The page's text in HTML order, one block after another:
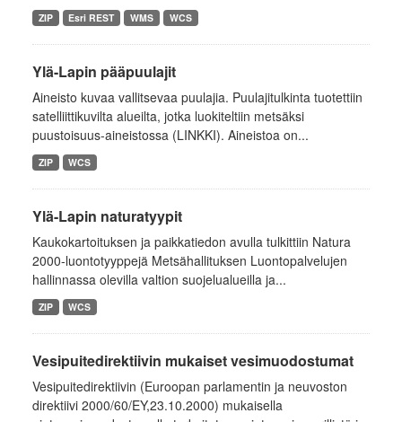
ZIP Esri REST WMS WCS
Ylä-Lapin pääpuulajit
Aineisto kuvaa vallitsevaa puulajia. Puulajitulkinta tuotettiin
satelliittikuvilta alueilta, jotka luokiteltiin metsäksi
puustoisuus-aineistossa (LINKKI). Aineistoa on...
ZIP WCS
Ylä-Lapin naturatyypit
Kaukokartoituksen ja paikkatiedon avulla tulkittiin Natura
2000-luontotyyppejä Metsähallituksen Luontopalvelujen
hallinnassa olevilla valtion suojelualueilla ja...
ZIP WCS
Vesipuitedirektiivin mukaiset vesimuodostumat
Vesipuitedirektiivin (Euroopan parlamentin ja neuvoston
direktiivi 2000/60/EY,23.10.2000) mukaisella